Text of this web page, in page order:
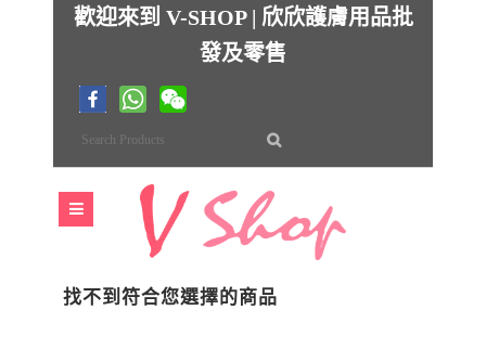
歡迎來到 V-SHOP | 欣欣護膚用品批
發及零售
找不到符合您選擇的商品